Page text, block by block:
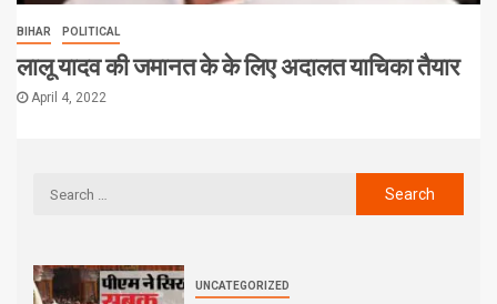
BIHAR POLITICAL
लालू यादव की जमानत के के लिए अदालत याचिका तैयार
April 4, 2022
UNCATEGORIZED